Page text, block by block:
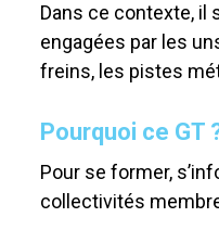
Dans ce contexte, il
engagées par les
freins, les pistes
Pourquoi ce GT
Pour se former,
collectivités